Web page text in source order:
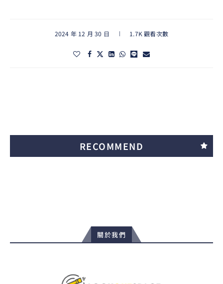
2024 年 12 月 30 日 1.7K 觀看次數
RECOMMEND
關於我們